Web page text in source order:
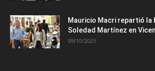
Mauricio Macri repartió la
Soledad Martínez en
09/10/2023